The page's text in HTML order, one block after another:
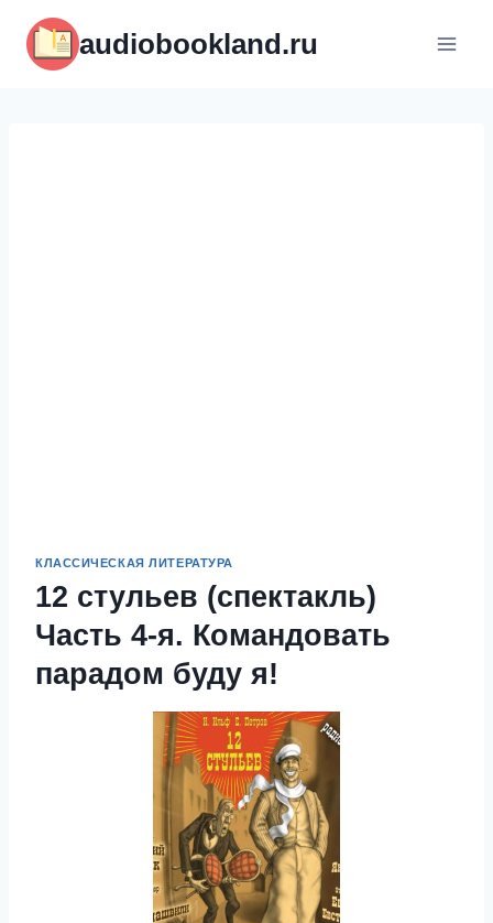
содержимому
audiobookland.ru
КЛАССИЧЕСКАЯ ЛИТЕРАТУРА
12 стульев (спектакль)
Часть 4-я. Командовать
парадом буду я!